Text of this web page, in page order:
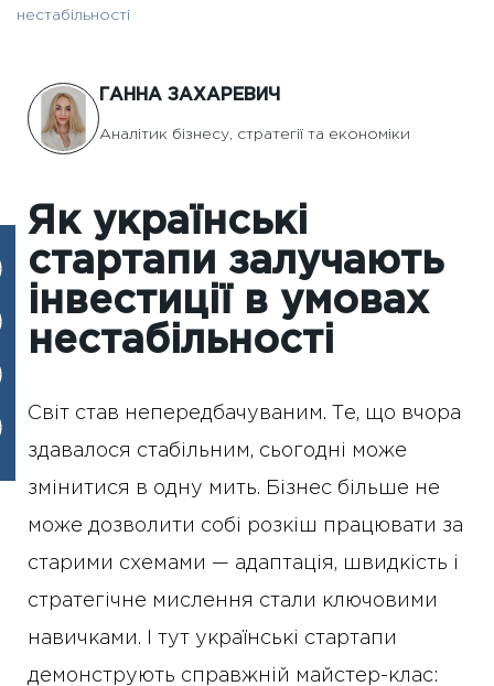
нестабільності
ГАННА ЗАХАРЕВИЧ
Аналітик бізнесу, стратегії та економіки
Як українські
стартапи залучають
інвестиції в умовах
нестабільності
Світ став непередбачуваним. Те, що вчора
здавалося стабільним, сьогодні може
змінитися в одну мить. Бізнес більше не
може дозволити собі розкіш працювати за
старими схемами — адаптація, швидкість і
стратегічне мислення стали ключовими
навичками. І тут українські стартапи
демонструють справжній майстер-клас: